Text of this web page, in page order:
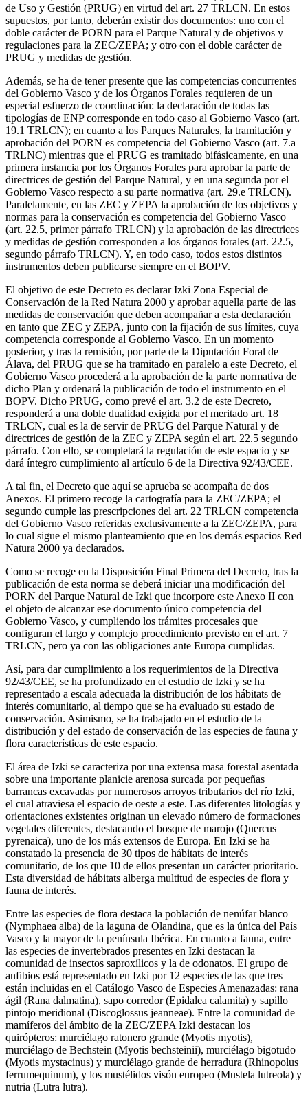
de Uso y Gestión (PRUG) en virtud del art. 27 TRLCN. En estos
supuestos, por tanto, deberán existir dos documentos: uno con el
doble carácter de PORN para el Parque Natural y de objetivos y
regulaciones para la ZEC/ZEPA; y otro con el doble carácter de
PRUG y medidas de gestión.
Además, se ha de tener presente que las competencias concurrentes
del Gobierno Vasco y de los Órganos Forales requieren de un
especial esfuerzo de coordinación: la declaración de todas las
tipologías de ENP corresponde en todo caso al Gobierno Vasco (art.
19.1 TRLCN); en cuanto a los Parques Naturales, la tramitación y
aprobación del PORN es competencia del Gobierno Vasco (art. 7.a
TRLNC) mientras que el PRUG es tramitado bifásicamente, en una
primera instancia por los Órganos Forales para aprobar la parte de
directrices de gestión del Parque Natural, y en una segunda por el
Gobierno Vasco respecto a su parte normativa (art. 29.e TRLCN).
Paralelamente, en las ZEC y ZEPA la aprobación de los objetivos y
normas para la conservación es competencia del Gobierno Vasco
(art. 22.5, primer párrafo TRLCN) y la aprobación de las directrices
y medidas de gestión corresponden a los órganos forales (art. 22.5,
segundo párrafo TRLCN). Y, en todo caso, todos estos distintos
instrumentos deben publicarse siempre en el BOPV.
El objetivo de este Decreto es declarar Izki Zona Especial de
Conservación de la Red Natura 2000 y aprobar aquella parte de las
medidas de conservación que deben acompañar a esta declaración
en tanto que ZEC y ZEPA, junto con la fijación de sus límites, cuya
competencia corresponde al Gobierno Vasco. En un momento
posterior, y tras la remisión, por parte de la Diputación Foral de
Álava, del PRUG que se ha tramitado en paralelo a este Decreto, el
Gobierno Vasco procederá a la aprobación de la parte normativa de
dicho Plan y ordenará la publicación de todo el instrumento en el
BOPV. Dicho PRUG, como prevé el art. 3.2 de este Decreto,
responderá a una doble dualidad exigida por el meritado art. 18
TRLCN, cual es la de servir de PRUG del Parque Natural y de
directrices de gestión de la ZEC y ZEPA según el art. 22.5 segundo
párrafo. Con ello, se completará la regulación de este espacio y se
dará íntegro cumplimiento al artículo 6 de la Directiva 92/43/CEE.
A tal fin, el Decreto que aquí se aprueba se acompaña de dos
Anexos. El primero recoge la cartografía para la ZEC/ZEPA; el
segundo cumple las prescripciones del art. 22 TRLCN competencia
del Gobierno Vasco referidas exclusivamente a la ZEC/ZEPA, para
lo cual sigue el mismo planteamiento que en los demás espacios Red
Natura 2000 ya declarados.
Como se recoge en la Disposición Final Primera del Decreto, tras la
publicación de esta norma se deberá iniciar una modificación del
PORN del Parque Natural de Izki que incorpore este Anexo II con
el objeto de alcanzar ese documento único competencia del
Gobierno Vasco, y cumpliendo los trámites procesales que
configuran el largo y complejo procedimiento previsto en el art. 7
TRLCN, pero ya con las obligaciones ante Europa cumplidas.
Así, para dar cumplimiento a los requerimientos de la Directiva
92/43/CEE, se ha profundizado en el estudio de Izki y se ha
representado a escala adecuada la distribución de los hábitats de
interés comunitario, al tiempo que se ha evaluado su estado de
conservación. Asimismo, se ha trabajado en el estudio de la
distribución y del estado de conservación de las especies de fauna y
flora características de este espacio.
El área de Izki se caracteriza por una extensa masa forestal asentada
sobre una importante planicie arenosa surcada por pequeñas
barrancas excavadas por numerosos arroyos tributarios del río Izki,
el cual atraviesa el espacio de oeste a este. Las diferentes litologías y
orientaciones existentes originan un elevado número de formaciones
vegetales diferentes, destacando el bosque de marojo (Quercus
pyrenaica), uno de los más extensos de Europa. En Izki se ha
constatado la presencia de 30 tipos de hábitats de interés
comunitario, de los que 10 de ellos presentan un carácter prioritario.
Esta diversidad de hábitats alberga multitud de especies de flora y
fauna de interés.
Entre las especies de flora destaca la población de nenúfar blanco
(Nymphaea alba) de la laguna de Olandina, que es la única del País
Vasco y la mayor de la península Ibérica. En cuanto a fauna, entre
las especies de invertebrados presentes en Izki destacan la
comunidad de insectos saproxílicos y la de odonatos. El grupo de
anfibios está representado en Izki por 12 especies de las que tres
están incluidas en el Catálogo Vasco de Especies Amenazadas: rana
ágil (Rana dalmatina), sapo corredor (Epidalea calamita) y sapillo
pintojo meridional (Discoglossus jeanneae). Entre la comunidad de
mamíferos del ámbito de la ZEC/ZEPA Izki destacan los
quirópteros: murciélago ratonero grande (Myotis myotis),
murciélago de Bechstein (Myotis bechsteinii), murciélago bigotudo
(Myotis mystacinus) y murciélago grande de herradura (Rhinopolus
ferrumequinum), y los mustélidos visón europeo (Mustela lutreola) y
nutria (Lutra lutra).